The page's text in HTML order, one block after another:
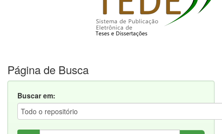
Página de Busca
Buscar em: